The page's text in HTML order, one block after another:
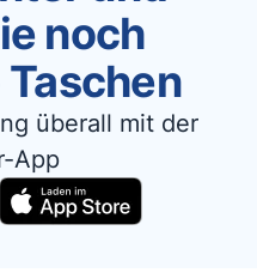
noch
überall mit der
App